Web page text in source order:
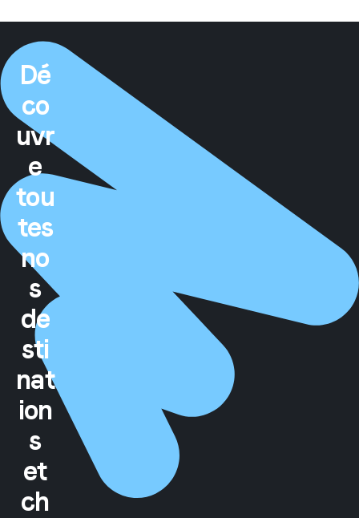
Dé
co
uvr
e
tou
tes
no
s
de
sti
nat
ion
s
et
ch